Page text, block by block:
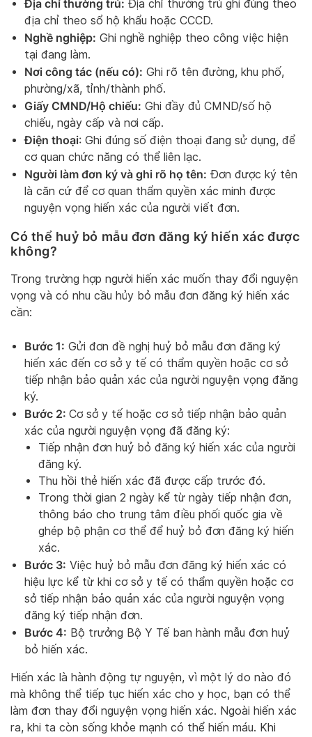
Địa chỉ thường trú: Địa chỉ thường trú ghi đúng theo
địa chỉ theo sổ hộ khẩu hoặc CCCD.
Nghề nghiệp: Ghi nghề nghiệp theo công việc hiện
tại đang làm.
Nơi công tác (nếu có): Ghi rõ tên đường, khu phố,
phường/xã, tỉnh/thành phố.
Giấy CMND/Hộ chiếu: Ghi đầy đủ CMND/số hộ
chiếu, ngày cấp và nơi cấp.
Điện thoại: Ghi đúng số điện thoại đang sử dụng, để
cơ quan chức năng có thể liên lạc.
Người làm đơn ký và ghi rõ họ tên: Đơn được ký tên
là căn cứ để cơ quan thẩm quyền xác minh được
nguyện vọng hiến xác của người viết đơn.
Có thể huỷ bỏ mẫu đơn đăng ký hiến xác được
không?
Trong trường hợp người hiến xác muốn thay đổi nguyện
vọng và có nhu cầu hủy bỏ mẫu đơn đăng ký hiến xác
cần:
Bước 1: Gửi đơn đề nghị huỷ bỏ mẫu đơn đăng ký
hiến xác đến cơ sở y tế có thẩm quyền hoặc cơ sở
tiếp nhận bảo quản xác của người nguyện vọng đăng
ký.
Bước 2: Cơ sở y tế hoặc cơ sở tiếp nhận bảo quản
xác của người nguyện vọng đã đăng ký:
Tiếp nhận đơn huỷ bỏ đăng ký hiến xác của người
đăng ký.
Thu hồi thẻ hiến xác đã được cấp trước đó.
Trong thời gian 2 ngày kể từ ngày tiếp nhận đơn,
thông báo cho trung tâm điều phối quốc gia về
ghép bộ phận cơ thể để huỷ bỏ đơn đăng ký hiến
xác.
Bước 3: Việc huỷ bỏ mẫu đơn đăng ký hiến xác có
hiệu lực kể từ khi cơ sở y tế có thẩm quyền hoặc cơ
sở tiếp nhận bảo quản xác của người nguyện vọng
đăng ký tiếp nhận đơn.
Bước 4: Bộ trưởng Bộ Y Tế ban hành mẫu đơn huỷ
bỏ hiến xác.
Hiến xác là hành động tự nguyện, vì một lý do nào đó
mà không thể tiếp tục hiến xác cho y học, bạn có thể
làm đơn thay đổi nguyện vọng hiến xác. Ngoài hiến xác
ra, khi ta còn sống khỏe mạnh có thể hiến máu. Khi